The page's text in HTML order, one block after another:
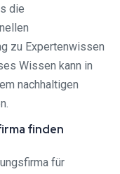
die
zu Expertenwissen
Wissen kann in
nachhaltigen
finden
für